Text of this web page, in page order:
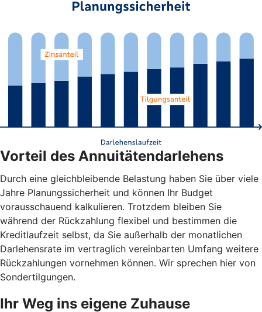
Vorteil des Annuitätendarlehens
Durch eine gleichbleibende Belastung haben Sie über viele
Jahre Planungssicherheit und können Ihr Budget
vorausschauend kalkulieren. Trotzdem bleiben Sie
während der Rückzahlung flexibel und bestimmen die
Kreditlaufzeit selbst, da Sie außerhalb der monatlichen
Darlehensrate im vertraglich vereinbarten Umfang weitere
Rückzahlungen vornehmen können. Wir sprechen hier von
Sondertilgungen.
Ihr Weg ins eigene Zuhause